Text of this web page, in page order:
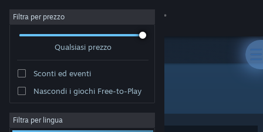
Accedi
Informazioni
Filtra per prezzo
Qualsiasi prezzo
Sconti ed eventi
Nascondi i giochi Free-to-Play
Filtra per lingua
Sviluppatore: paochanz